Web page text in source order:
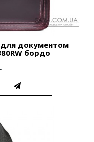
документом
бордо